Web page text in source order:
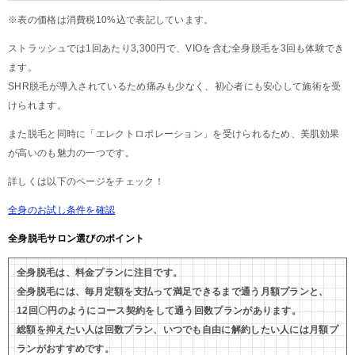
※表の価格は消費税10%込で表記しています。
ストラッシュでは1回あたり3,300円で、VIOを含む全身脱毛を3回も体験でき
ます。
SHR脱毛が導入されているため痛みも少なく、初心者にも安心して施術を受
けられます。
また脱毛と同時に「エレクトロポレーション」を受けられるため、美肌効果
が高いのも魅力の一つです。
詳しくは以下のページをチェック！
全身のお試し条件を確認
全身脱毛サロン選びのポイント
全身脱毛は、料金プランに注目です。
全身脱毛には、毎月定額を支払って満足できるまで通う月額プランと、
12回〇円のようにコース契約をして通う回数プランがあります。
総額を抑えたい人は回数プラン、いつでも自由に解約したい人には月額プ
ランがおすすめです。